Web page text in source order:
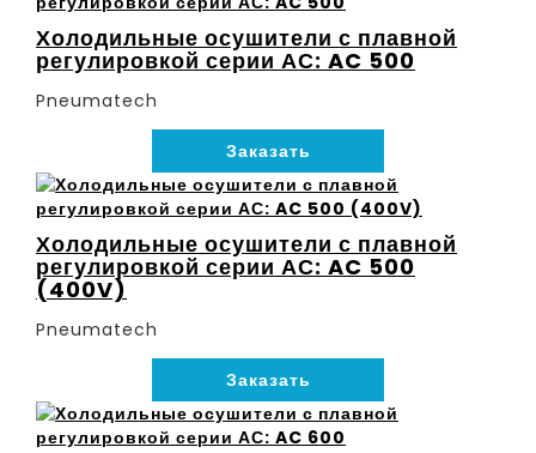
Холодильные осушители с плавной
регулировкой серии АС: AC 500
Pneumatech
Заказать
Холодильные осушители с плавной
регулировкой серии АС: AC 500
(400V)
Pneumatech
Заказать